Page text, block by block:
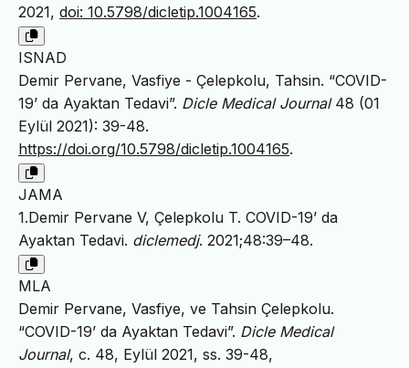
2021, doi: 10.5798/dicletip.1004165.
ISNAD
Demir Pervane, Vasfiye - Çelepkolu, Tahsin. “COVID-
19’ da Ayaktan Tedavi”. Dicle Medical Journal48 (01
Eylül 2021): 39-48.
https://doi.org/10.5798/dicletip.1004165.
JAMA
1.Demir Pervane V, Çelepkolu T. COVID-19’ da
Ayaktan Tedavi. diclemedj. 2021;48:39–48.
MLA
Demir Pervane, Vasfiye, ve Tahsin Çelepkolu.
“COVID-19’ da Ayaktan Tedavi”. Dicle Medical
Journal, c. 48, Eylül 2021, ss. 39-48,